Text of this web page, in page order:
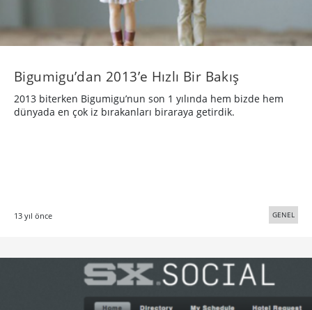
Bigumigu’dan 2013’e Hızlı Bir Bakış
2013 biterken Bigumigu’nun son 1 yılında hem bizde hem
dünyada en çok iz bırakanları biraraya getirdik.
13 yıl önce GENEL